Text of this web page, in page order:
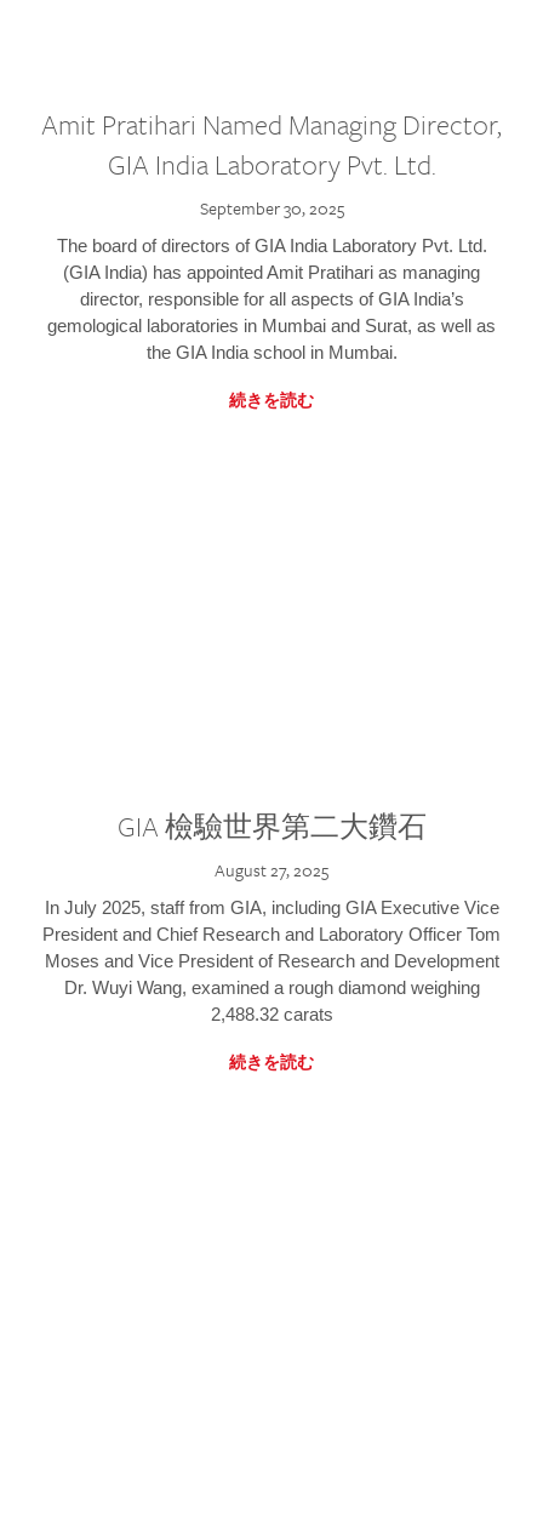
Amit Pratihari Named Managing Director,
GIA India Laboratory Pvt. Ltd.
September 30, 2025
The board of directors of GIA India Laboratory Pvt. Ltd.
(GIA India) has appointed Amit Pratihari as managing
director, responsible for all aspects of GIA India’s
gemological laboratories in Mumbai and Surat, as well as
the GIA India school in Mumbai.
続きを読む
GIA 檢驗世界第二大鑽石
August 27, 2025
In July 2025, staff from GIA, including GIA Executive Vice
President and Chief Research and Laboratory Officer Tom
Moses and Vice President of Research and Development
Dr. Wuyi Wang, examined a rough diamond weighing
2,488.32 carats
続きを読む